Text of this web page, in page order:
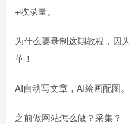
+收录量。
为什么要录制这期教程，因
革！
AI自动写文章，AI绘画配图
之前做网站怎么做？采集？